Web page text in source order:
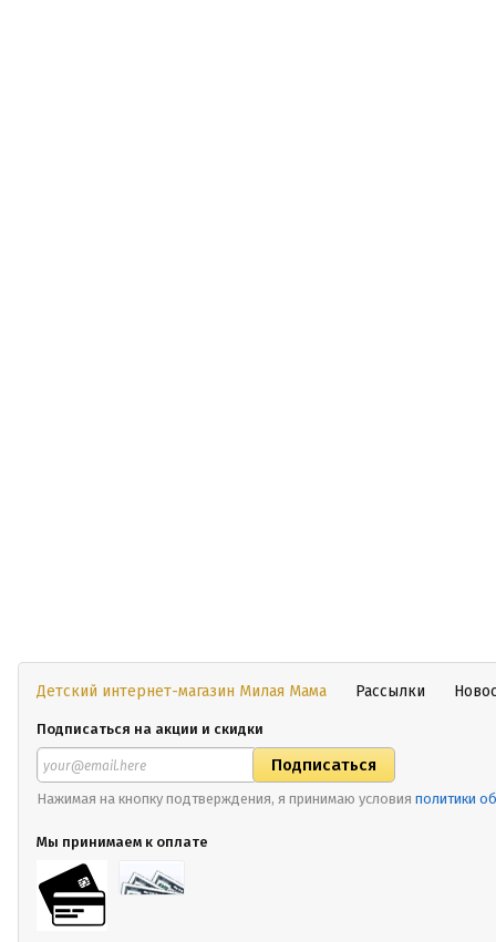
Детский интернет-магазин Милая Мама Рассылки
Подписаться на акции и скидки
Нажимая на кнопку подтверждения, я принимаю условия политики
Мы принимаем к оплате